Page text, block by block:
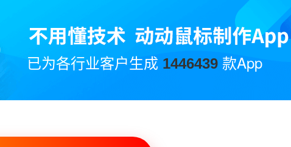
已为各行业客户生成 1446439 款App